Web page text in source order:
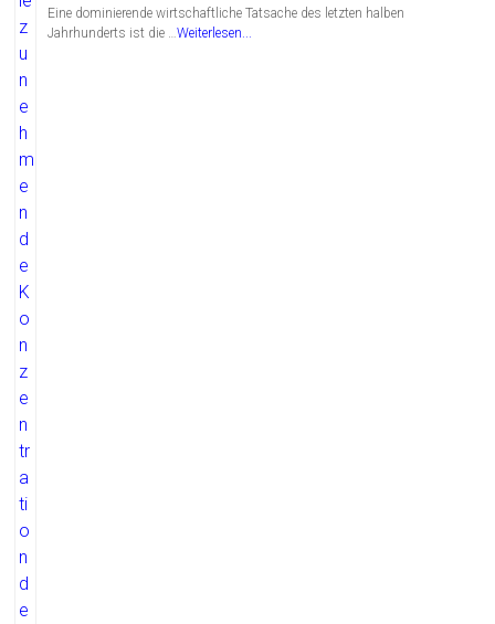
Eine dominierende wirtschaftliche Tatsache des letzten halben
Jahrhunderts ist die …Weiterlesen...